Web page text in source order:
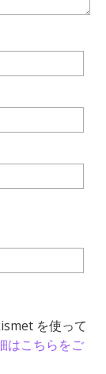
を使って
はこちらをご